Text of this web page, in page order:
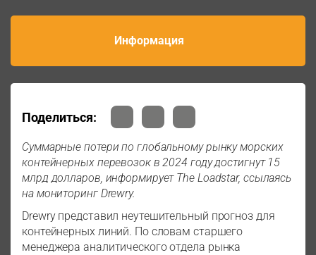
Информация
Поделиться:
Суммарные потери по глобальному рынку морских
контейнерных перевозок в 2024 году достигнут 15
млрд долларов, информирует The Loadstar, ссылаясь
на мониторинг Drewry.
Drewry представил неутешительный прогноз для
контейнерных линий. По словам старшего
менеджера аналитического отдела рынка